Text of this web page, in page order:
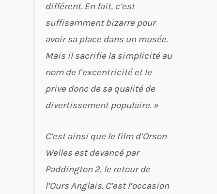
différent. En fait, c’est
suffisamment bizarre pour
avoir sa place dans un musée.
Mais il sacrifie la simplicité au
nom de l’excentricité et le
prive donc de sa qualité de
divertissement populaire. »
C’est ainsi que le film d’Orson
Welles est devancé par
Paddington 2, le retour de
l’Ours Anglais. C’est l’occasion